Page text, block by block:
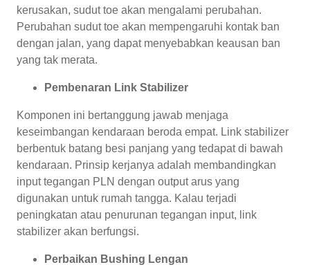
kerusakan, sudut toe akan mengalami perubahan.
Perubahan sudut toe akan mempengaruhi kontak ban
dengan jalan, yang dapat menyebabkan keausan ban
yang tak merata.
Pembenaran Link Stabilizer
Komponen ini bertanggung jawab menjaga
keseimbangan kendaraan beroda empat. Link stabilizer
berbentuk batang besi panjang yang tedapat di bawah
kendaraan. Prinsip kerjanya adalah membandingkan
input tegangan PLN dengan output arus yang
digunakan untuk rumah tangga. Kalau terjadi
peningkatan atau penurunan tegangan input, link
stabilizer akan berfungsi.
Perbaikan Bushing Lengan